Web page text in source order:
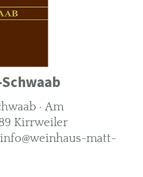
· Am
Kirrweiler
info@weinhaus-matt-